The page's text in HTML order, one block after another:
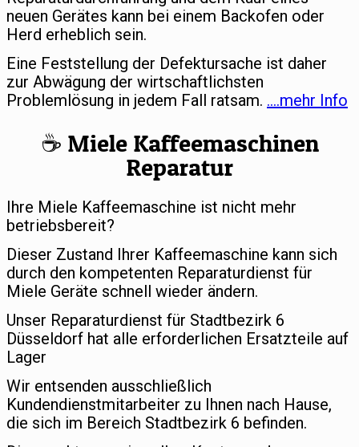
neuen Gerätes kann bei einem Backofen oder
Herd erheblich sein.
Eine Feststellung der Defektursache ist daher
zur Abwägung der wirtschaftlichsten
Problemlösung in jedem Fall ratsam. ….mehr Info
☕️ Miele Kaffeemaschinen
Reparatur
Ihre Miele Kaffeemaschine ist nicht mehr
betriebsbereit?
Dieser Zustand Ihrer Kaffeemaschine kann sich
durch den kompetenten Reparaturdienst für
Miele Geräte schnell wieder ändern.
Unser Reparaturdienst für Stadtbezirk 6
Düsseldorf hat alle erforderlichen Ersatzteile auf
Lager
Wir entsenden ausschließlich
Kundendienstmitarbeiter zu Ihnen nach Hause,
die sich im Bereich Stadtbezirk 6 befinden.